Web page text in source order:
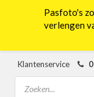
Klantenservice
Producten
zoeken
Pasfoto's
verlengen